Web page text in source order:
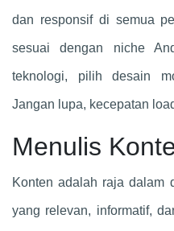
dan responsif di semua
sesuai dengan niche
teknologi, pilih desain
Jangan lupa, kecepatan
Menulis
Konten adalah raja dalam
yang relevan, informatif,